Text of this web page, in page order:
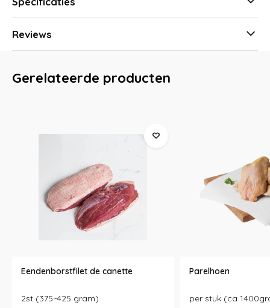
Reviews
Gerelateerde producten
Eendenborstfilet de canette
2st (375~425 gram)
Parelhoen
per stuk (ca